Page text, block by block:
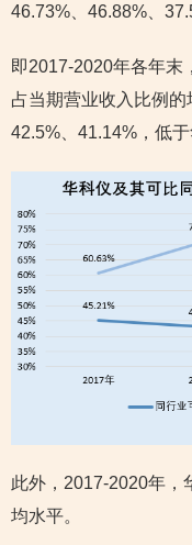
46.73%、46.88%、
即2017-2020年各年末
占当期营业收入比例的
42.5%、41.14%，低于
此外，2017-2020年，
均水平。